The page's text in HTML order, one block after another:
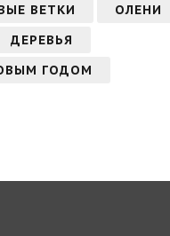
ВЕТКИ
ОЛЕНИ
ДЕРЕВЬЯ
ГОДОМ